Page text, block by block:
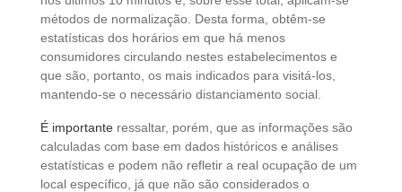
métodos de normalização. Desta forma, obtêm-se
estatísticas dos horários em que há menos
consumidores circulando nestes estabelecimentos e
que são, portanto, os mais indicados para visitá-los,
mantendo-se o necessário distanciamento social.
É importante ressaltar, porém, que as informações são
calculadas com base em dados históricos e análises
estatísticas e podem não refletir a real ocupação de um
local específico, já que não são considerados o